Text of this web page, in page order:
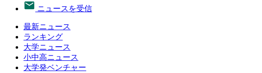
ニュースを受信
最新ニュース
ランキング
大学ニュース
小中高ニュース
大学発ベンチャー